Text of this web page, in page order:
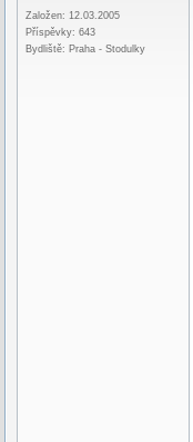
Založen: 12.03.2005
Příspěvky: 643
Bydliště: Praha - Stodulky